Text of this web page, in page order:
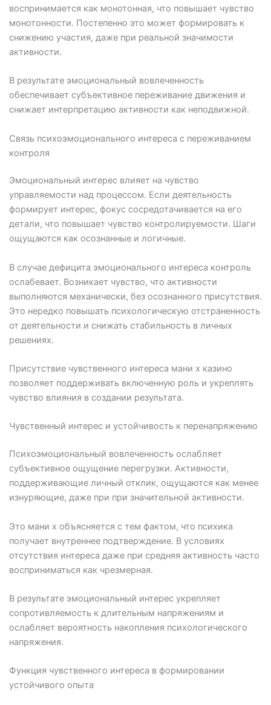
воспринимается как монотонная, что повышает чувство
монотонности. Постепенно это может формировать к
снижению участия, даже при реальной значимости
активности.
В результате эмоциональный вовлеченность
обеспечивает субъективное переживание движения и
снижает интерпретацию активности как неподвижной.
Связь психоэмоционального интереса с переживанием
контроля
Эмоциональный интерес влияет на чувство
управляемости над процессом. Если деятельность
формирует интерес, фокус сосредотачивается на его
детали, что повышает чувство контролируемости. Шаги
ощущаются как осознанные и логичные.
В случае дефицита эмоционального интереса контроль
ослабевает. Возникает чувство, что активности
выполняются механически, без осознанного присутствия.
Это нередко повышать психологическую отстраненность
от деятельности и снижать стабильность в личных
решениях.
Присутствие чувственного интереса мани х казино
позволяет поддерживать включенную роль и укреплять
чувство влияния в создании результата.
Чувственный интерес и устойчивость к перенапряжению
Психоэмоциональный вовлеченность ослабляет
субъективное ощущение перегрузки. Активности,
поддерживающие личный отклик, ощущаются как менее
изнуряющие, даже при при значительной активности.
Это мани х объясняется с тем фактом, что психика
получает внутреннее подтверждение. В условиях
отсутствия интереса даже при средняя активность часто
восприниматься как чрезмерная.
В результате эмоциональный интерес укрепляет
сопротивляемость к длительным напряжениям и
ослабляет вероятность накопления психологического
напряжения.
Функция чувственного интереса в формировании
устойчивого опыта